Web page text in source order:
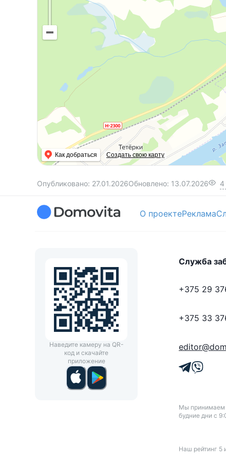
Как добраться Создать свою карту
Опубликовано: 27.01.2026Обновлено: 13.07.2026 4
О проектеРеклама
Наведите камеру на QR-
код и скачайте
приложение
Служба
+375 29
+375 33
Мы принимаем
будние дни с
Наш рейтинг 5